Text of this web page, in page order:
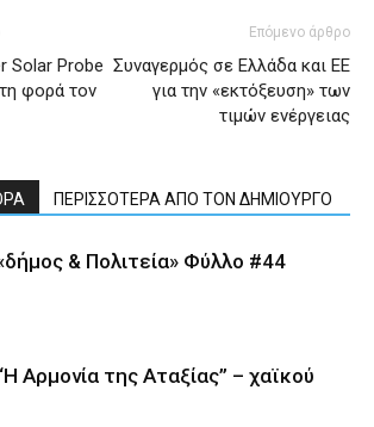
Solar Probe
φορά τον
Επόμενο άρθρο
Συναγερμός σε Ελλάδα και ΕΕ
για την «εκτόξευση» των
τιμών ενέργειας
ΠΕΡΙΣΣΟΤΕΡΑ ΑΠΟ ΤΟΝ ΔΗΜΙΟΥΡΓΟ
& Πολιτεία» Φύλλο #44
Αρμονία της Αταξίας” – χαϊκού